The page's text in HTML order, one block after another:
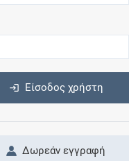
Είσοδος χρήστη
Δωρεάν εγγραφή